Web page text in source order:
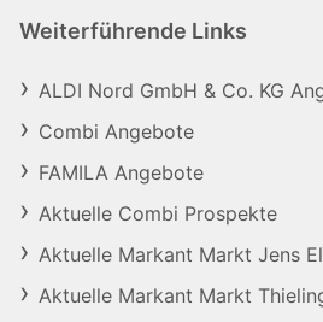
Weiterführende Links
ALDI Nord GmbH & Co. KG
Combi Angebote
FAMILA Angebote
Aktuelle Combi Prospekte
Aktuelle Markant Markt Jens
Aktuelle Markant Markt